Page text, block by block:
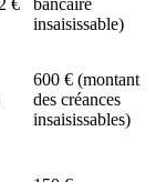
€
bancaire
insaisissable)
600 € (montant
des créances
insaisissables)